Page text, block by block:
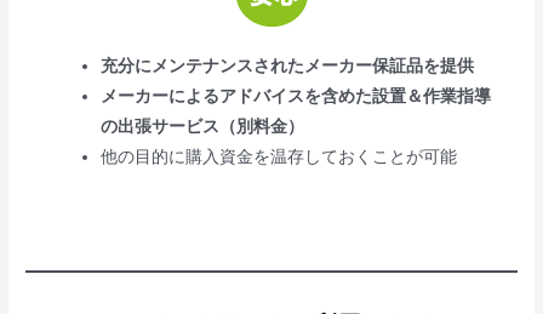
充分にメンテナンスされたメーカー保証品を提供
メーカーによるアドバイスを含めた設置＆作業指導
の出張サービス（別料金）
他の目的に購入資金を温存しておくことが可能